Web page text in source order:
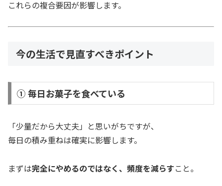
これらの複合要因が影響します。
今の生活で見直すべきポイント
① 毎日お菓子を食べている
「少量だから大丈夫」と思いがちですが、
毎日の積み重ねは確実に影響します。
まずは完全にやめるのではなく、頻度を減らすこと。